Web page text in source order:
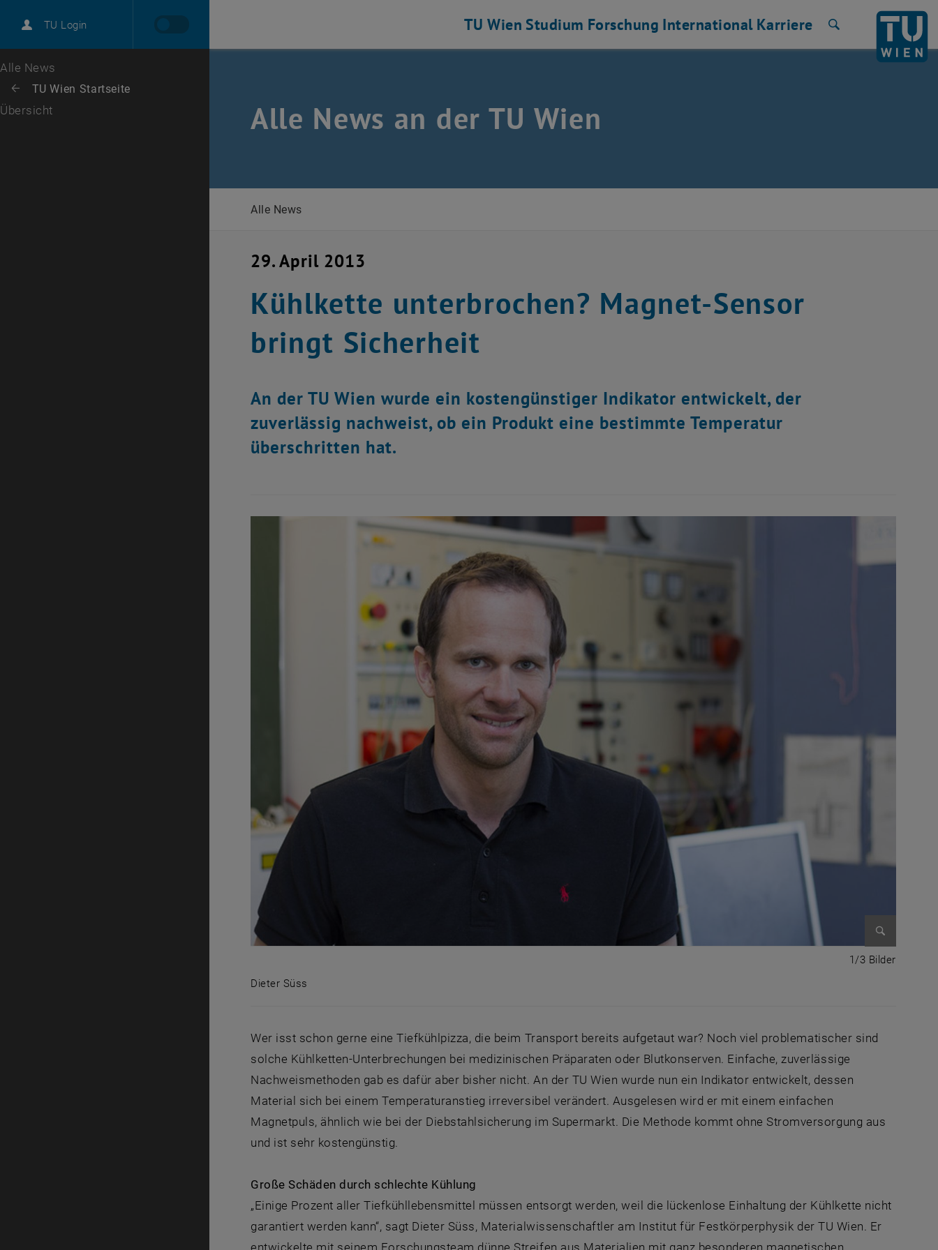
TU Login
Karriere
Zur 1. Menü Ebene
Alle News
Zurück: Subseiten von TU Wien Startseite auflisten
Zurück zur letzten Ebene:
TU Wien Startseite
Übersicht
TU Wien Studium Forschung International Karriere
Alle News an der TU Wien
Alle News
29. April 2013
Kühlkette unterbrochen? Magnet-Sensor
bringt Sicherheit
An der TU Wien wurde ein kostengünstiger Indikator entwickelt, der
zuverlässig nachweist, ob ein Produkt eine bestimmte Temperatur
überschritten hat.
Bild
1/3 Bilder
Dieter Süss
Wer isst schon gerne eine Tiefkühlpizza, die beim Transport bereits aufgetaut war? Noch viel problematischer sind
solche Kühlketten-Unterbrechungen bei medizinischen Präparaten oder Blutkonserven. Einfache, zuverlässige
Nachweismethoden gab es dafür aber bisher nicht. An der TU Wien wurde nun ein Indikator entwickelt, dessen
Material sich bei einem Temperaturanstieg irreversibel verändert. Ausgelesen wird er mit einem einfachen
Magnetpuls, ähnlich wie bei der Diebstahlsicherung im Supermarkt. Die Methode kommt ohne Stromversorgung aus
und ist sehr kostengünstig.
Große Schäden durch schlechte Kühlung
„Einige Prozent aller Tiefkühllebensmittel müssen entsorgt werden, weil die lückenlose Einhaltung der Kühlkette nicht
garantiert werden kann“, sagt Dieter Süss, Materialwissenschaftler am Institut für Festkörperphysik der TU Wien. Er
entwickelte mit seinem Forschungsteam dünne Streifen aus Materialien mit ganz besonderen magnetischen